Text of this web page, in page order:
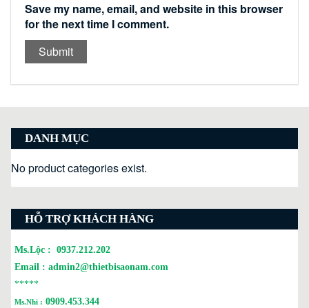
Save my name, email, and website in this browser
for the next time I comment.
DANH MỤC
No product categories exist.
HỖ TRỢ KHÁCH HÀNG
Ms.Lộc : 0937.212.202
Email : admin2@thietbisaonam.com
*****
Ms.Nhi : 0909.453.344